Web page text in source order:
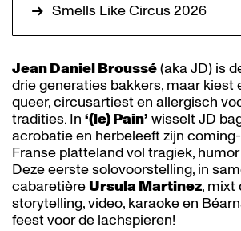
Jean Daniel Broussé(aka JD) is
drie generaties bakkers, maar kiest
queer, circusartiest en allergisch
tradities. In ‘(le) Pain’ wisselt JD
acrobatie en herbeleeft zijn
Franse platteland vol tragiek,
Deze eerste solovoorstelling, in
cabaretière Ursula Martinez, mixt
storytelling, video, karaoke en
feest voor de lachspieren!
Smells Like Circus 2026
Inzoomen